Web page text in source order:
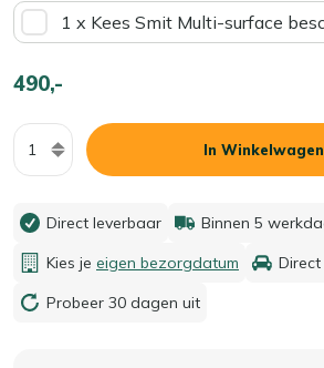
1 x Kees Smit Multi-surface
490,-
Aantal
In Winkelwagen
Direct leverbaar Binnen 5
Kies je eigen bezorgdatum Direct
Probeer 30 dagen uit